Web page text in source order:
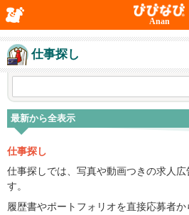
Anan
仕事探し
最新から全表示
仕事探し
仕事探しでは、写真や動画つきの求人
す。
履歴書やポートフォリオを直接応募者